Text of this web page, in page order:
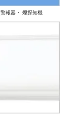
報器・ 煙探知機